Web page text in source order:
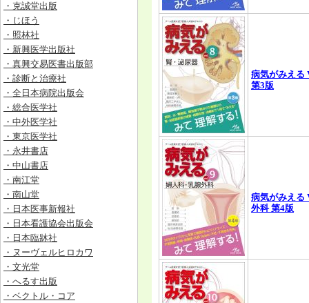
・克誠堂出版
・じほう
・照林社
・新興医学出版社
・真興交易医書出版部
・診断と治療社
・全日本病院出版会
・総合医学社
・中外医学社
・東京医学社
・永井書店
・中山書店
・南江堂
・南山堂
・日本医事新報社
・日本看護協会出版会
・日本臨牀社
・ヌーヴェルヒロカワ
・文光堂
・へるす出版
・ベクトル・コア
病気がみえ
第3版
病気がみえる
外科 第4版